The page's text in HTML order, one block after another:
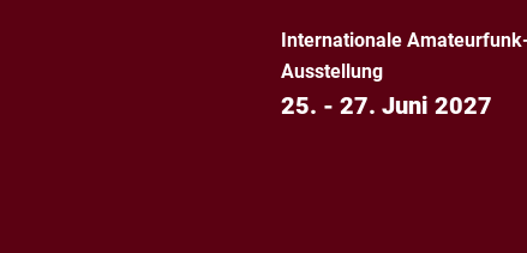
Internationale
Ausstellung
25. - 27. Juni 2027